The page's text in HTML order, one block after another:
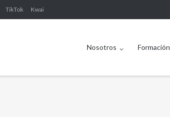
TikTok Kwai
Nosotros Formación